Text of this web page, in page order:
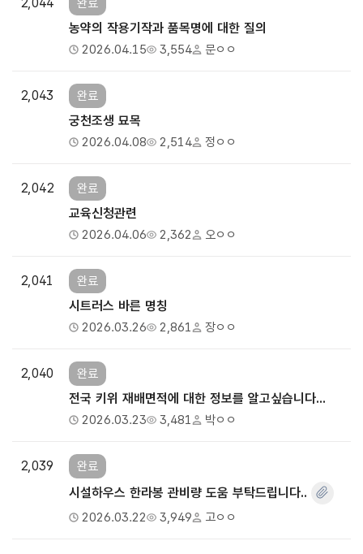
농약의 작용기작과 품목명에 대한 질의
2026.04.15 3,554 문ㅇㅇ
2,043 완료
궁천조생 묘목
2026.04.08 2,514 정ㅇㅇ
2,042 완료
교육신청관련
2026.04.06 2,362 오ㅇㅇ
2,041 완료
시트러스 바른 명칭
2026.03.26 2,861 장ㅇㅇ
2,040 완료
전국 키위 재배면적에 대한 정보를 알고싶습니다...
2026.03.23 3,481 박ㅇㅇ
2,039 완료
시설하우스 한라봉 관비량 도움 부탁드립니다..
2026.03.22 3,949 고ㅇㅇ